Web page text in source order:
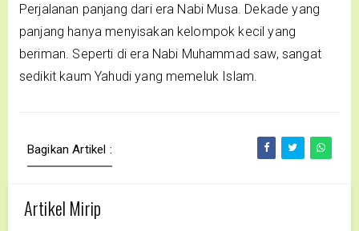
Perjalanan panjang dari era Nabi Musa. Dekade yang
panjang hanya menyisakan kelompok kecil yang
beriman. Seperti di era Nabi Muhammad saw, sangat
sedikit kaum Yahudi yang memeluk Islam.
Bagikan Artikel :
Artikel Mirip